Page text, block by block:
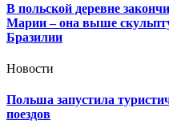
В польской деревне
Марии – она выше
Бразилии
Новости
Польша запустила
поездов